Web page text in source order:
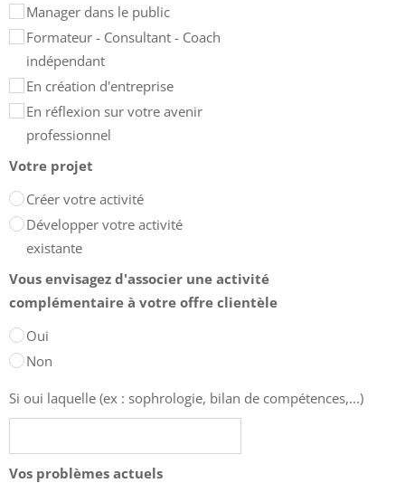
Manager dans le public
Formateur - Consultant - Coach
indépendant
En création d'entreprise
En réflexion sur votre avenir
professionnel
Votre projet
Créer votre activité
Développer votre activité
existante
Vous envisagez d'associer une activité
complémentaire à votre offre clientèle
Oui
Non
Si oui laquelle (ex : sophrologie, bilan de compétences,...)
Vos problèmes actuels